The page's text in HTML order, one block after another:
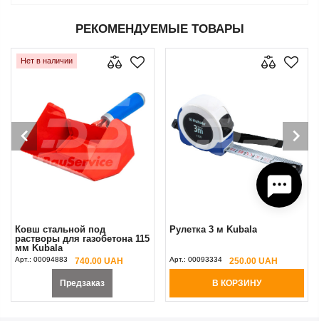
РЕКОМЕНДУЕМЫЕ ТОВАРЫ
Нет в наличии
Ковш стальной под
растворы для газобетона 115
мм Kubala
Арт.: 00094883 740.00 UAH
Предзаказ
Рулетка 3 м Kubala
Арт.: 00093334 250.00 UAH
В КОРЗИНУ